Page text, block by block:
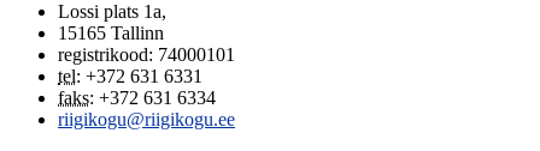
Lossi plats 1a,
15165 Tallinn
registrikood: 74000101
tel: +372 631 6331
faks: +372 631 6334
riigikogu@riigikogu.ee